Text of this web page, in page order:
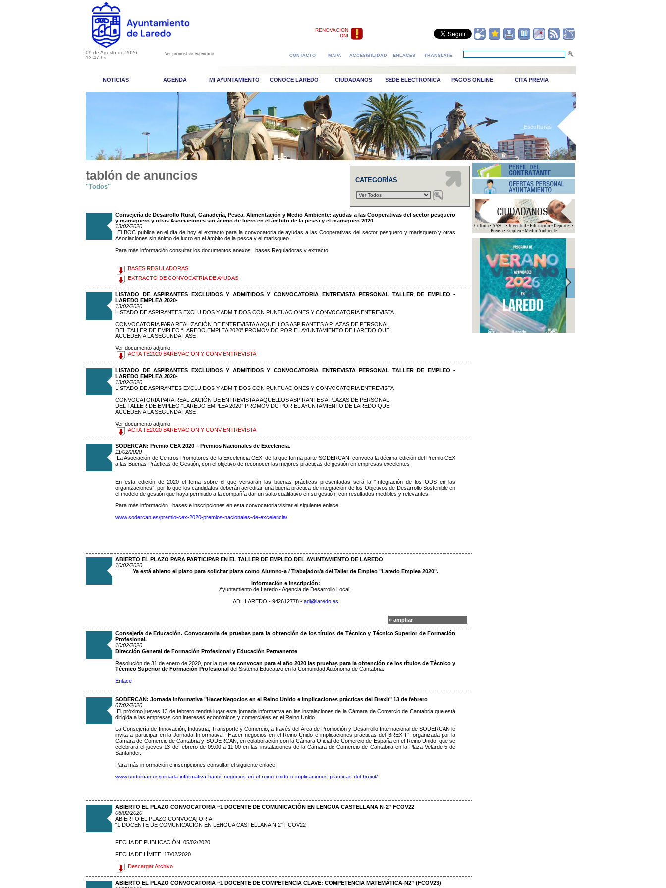
RENOVACION
DNI
09 de Agosto de 2026
13:47 hs
Ver pronostico extendido CONTACTO MAPA ACCESIBILIDAD ENLACES TRANSLATE
NOTICIAS AGENDA MI AYUNTAMIENTO CONOCE LAREDO CIUDADANOS SEDE ELECTRONICA PAGOS ONLINE CITA PREVIA
_Esculturas
tablón de anuncios
"Todos"
CATEGORÍAS
Consejería de Desarrollo Rural, Ganadería, Pesca, Alimentación y Medio Ambiente: ayudas a las Cooperativas del sector pesquero
y marisquero y otras Asociaciones sin ánimo de lucro en el ámbito de la pesca y el marisqueo 2020
13/02/2020
El BOC publica en el día de hoy el extracto para la convocatoria de ayudas a las Cooperativas del sector pesquero y marisquero y otras
Asociaciones sin ánimo de lucro en el ámbito de la pesca y el marisqueo.
Para más información consultar los documentos anexos , bases Reguladoras y extracto.
BASES REGULADORAS
EXTRACTO DE CONVOCATRIA DE AYUDAS
LISTADO DE ASPIRANTES EXCLUIDOS Y ADMITIDOS Y CONVOCATORIA ENTREVISTA PERSONAL TALLER DE EMPLEO -
LAREDO EMPLEA 2020-
13/02/2020
LISTADO DE ASPIRANTES EXCLUIDOS Y ADMITIDOS CON PUNTUACIONES Y CONVOCATORIA ENTREVISTA
CONVOCATORIA PARA REALIZACIÓN DE ENTREVISTA A AQUELLOS ASPIRANTES A PLAZAS DE PERSONAL
DEL TALLER DE EMPLEO “LAREDO EMPLEA 2020” PROMOVIDO POR EL AYUNTAMIENTO DE LAREDO QUE
ACCEDEN A LA SEGUNDA FASE
Ver documento adjunto
ACTA TE2020 BAREMACION Y CONV ENTREVISTA
LISTADO DE ASPIRANTES EXCLUIDOS Y ADMITIDOS Y CONVOCATORIA ENTREVISTA PERSONAL TALLER DE EMPLEO -
LAREDO EMPLEA 2020-
13/02/2020
LISTADO DE ASPIRANTES EXCLUIDOS Y ADMITIDOS CON PUNTUACIONES Y CONVOCATORIA ENTREVISTA
CONVOCATORIA PARA REALIZACIÓN DE ENTREVISTA A AQUELLOS ASPIRANTES A PLAZAS DE PERSONAL
DEL TALLER DE EMPLEO “LAREDO EMPLEA 2020” PROMOVIDO POR EL AYUNTAMIENTO DE LAREDO QUE
ACCEDEN A LA SEGUNDA FASE
Ver documento adjunto
ACTA TE2020 BAREMACION Y CONV ENTREVISTA
SODERCAN: Premio CEX 2020 – Premios Nacionales de Excelencia.
11/02/2020
La Asociación de Centros Promotores de la Excelencia CEX, de la que forma parte SODERCAN, convoca la décima edición del Premio CEX
a las Buenas Prácticas de Gestión, con el objetivo de reconocer las mejores prácticas de gestión en empresas excelentes
En esta edición de 2020 el tema sobre el que versarán las buenas prácticas presentadas será la “Integración de los ODS en las
organizaciones”, por lo que los candidatos deberán acreditar una buena práctica de integración de los Objetivos de Desarrollo Sostenible en
el modelo de gestión que haya permitido a la compañía dar un salto cualitativo en su gestión, con resultados medibles y relevantes.
Para más información , bases e inscripciones en esta convocatoria visitar el siguiente enlace:
www.sodercan.es/premio-cex-2020-premios-nacionales-de-excelencia/
ABIERTO EL PLAZO PARA PARTICIPAR EN EL TALLER DE EMPLEO DEL AYUNTAMIENTO DE LAREDO
10/02/2020
Ya está abierto el plazo para solicitar plaza como Alumno-a / Trabajador/a del Taller de Empleo "Laredo Emplea 2020".
Información e inscripción:
Ayuntamiento de Laredo - Agencia de Desarrollo Local.
ADL LAREDO - 942612778 - adl@laredo.es
» ampliar
Consejería de Educación. Convocatoria de pruebas para la obtención de los títulos de Técnico y Técnico Superior de Formación
Profesional.
10/02/2020
Dirección General de Formación Profesional y Educación Permanente
Resolución de 31 de enero de 2020, por la que se convocan para el año 2020 las pruebas para la obtención de los títulos de Técnico y
Técnico Superior de Formación Profesional del Sistema Educativo en la Comunidad Autónoma de Cantabria.
Enlace
SODERCAN: Jornada Informativa "Hacer Negocios en el Reino Unido e implicaciones prácticas del Brexit" 13 de febrero
07/02/2020
El próximo jueves 13 de febrero tendrá lugar esta jornada informativa en las instalaciones de la Cámara de Comercio de Cantabria que está
dirigida a las empresas con intereses económicos y comerciales en el Reino Unido
La Consejería de Innovación, Industria, Transporte y Comercio, a través del Área de Promoción y Desarrollo Internacional de SODERCAN le
invita a participar en la Jornada Informativa: “Hacer negocios en el Reino Unido e implicaciones prácticas del BREXIT”, organizada por la
Cámara de Comercio de Cantabria y SODERCAN, en colaboración con la Cámara Oficial de Comercio de España en el Reino Unido, que se
celebrará el jueves 13 de febrero de 09:00 a 11:00 en las instalaciones de la Cámara de Comercio de Cantabria en la Plaza Velarde 5 de
Santander.
Para más información e inscripciones consultar el siguiente enlace:
www.sodercan.es/jornada-informativa-hacer-negocios-en-el-reino-unido-e-implicaciones-practicas-del-brexit/
ABIERTO EL PLAZO CONVOCATORIA “1 DOCENTE DE COMUNICACIÓN EN LENGUA CASTELLANA N-2” FCOV22
06/02/2020
ABIERTO EL PLAZO CONVOCATORIA
“1 DOCENTE DE COMUNICACIÓN EN LENGUA CASTELLANA N-2” FCOV22
FECHA DE PUBLICACIÓN: 05/02/2020
FECHA DE LÍMITE: 17/02/2020
Descargar Archivo
ABIERTO EL PLAZO CONVOCATORIA “1 DOCENTE DE COMPETENCIA CLAVE: COMPETENCIA MATEMÁTICA-N2” (FCOV23)
Cultura • ASSCI • Juventud • Educación • Deportes •
Prensa • Empleo • Medio Ambiente